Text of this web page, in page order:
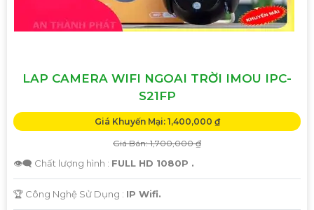
LAP CAMERA WIFI NGOAI TRỜI IMOU IPC-
S21FP
Giá Khuyến Mại: 1,400,000 ₫
Giá Bán: 1,700,000 ₫
👁️‍🗨 Chất lượng hình : FULL HD 1080P .
🏆 Công Nghệ Sử Dụng : IP Wifi.